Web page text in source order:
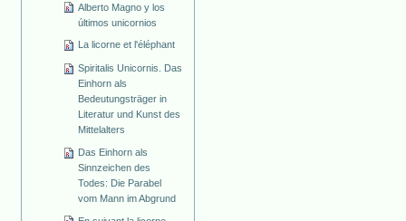
Alberto Magno y los
últimos unicornios
La licorne et l'éléphant
Spiritalis Unicornis. Das
Einhorn als
Bedeutungsträger in
Literatur und Kunst des
Mittelalters
Das Einhorn als
Sinnzeichen des
Todes: Die Parabel
vom Mann im Abgrund